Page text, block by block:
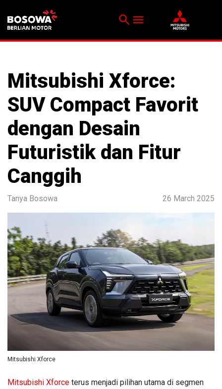
search menu
Mitsubishi Xforce:
SUV Compact Favorit
dengan Desain
Futuristik dan Fitur
Canggih
Tanya Bosowa 26 March 2025
Mitsubishi Xforce
Mitsubishi Xforce terus menjadi pilihan utama di segmen